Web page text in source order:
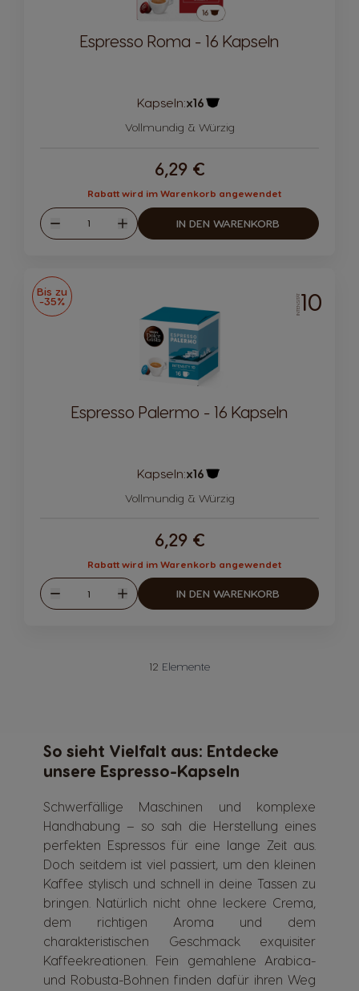
Espresso Roma - 16 Kapseln
Kapseln:x16
Vollmundig & Würzig
6,29 €
Rabatt wird im Warenkorb angewendet
Abnahme
Menge
Zunahme
IN DEN WARENKORB
Bis zu
-35% INTENSITÄT10
Espresso Palermo - 16 Kapseln
Kapseln:x16
Vollmundig & Würzig
6,29 €
Rabatt wird im Warenkorb angewendet
Abnahme
Menge
Zunahme
IN DEN WARENKORB
12 Elemente
So sieht Vielfalt aus: Entdecke
unsere Espresso-Kapseln
Schwerfällige Maschinen und komplexe
Handhabung – so sah die Herstellung eines
perfekten Espressos für eine lange Zeit aus.
Doch seitdem ist viel passiert, um den kleinen
Kaffee stylisch und schnell in deine Tassen zu
bringen. Natürlich nicht ohne leckere Crema,
dem richtigen Aroma und dem
charakteristischen Geschmack exquisiter
Kaffeekreationen. Fein gemahlene Arabica-
und Robusta-Bohnen finden dafür ihren Weg